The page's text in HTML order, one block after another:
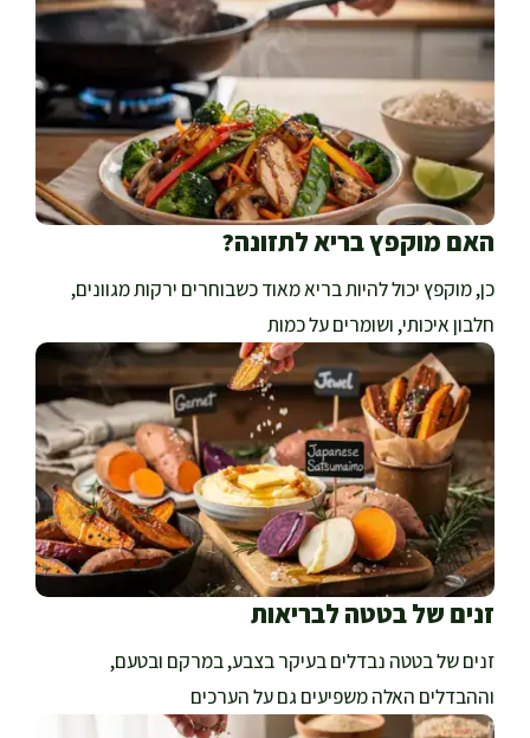
האם מוקפץ בריא לתזונה?
כן, מוקפץ יכול להיות בריא מאוד כשבוחרים ירקות מגוונים,
חלבון איכותי, ושומרים על כמות
זנים של בטטה לבריאות
זנים של בטטה נבדלים בעיקר בצבע, במרקם ובטעם,
וההבדלים האלה משפיעים גם על הערכים